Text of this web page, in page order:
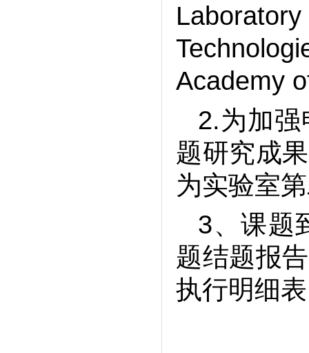
Academy
2.为加
题研究成
为实验室
3、课题
题结题报
执行明细